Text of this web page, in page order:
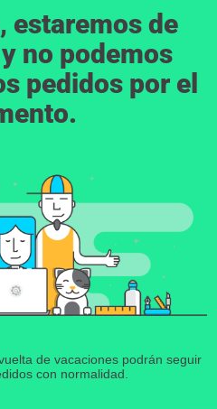
estaremos de
no podemos
pedidos por el
de vacaciones podrán seguir
con normalidad.